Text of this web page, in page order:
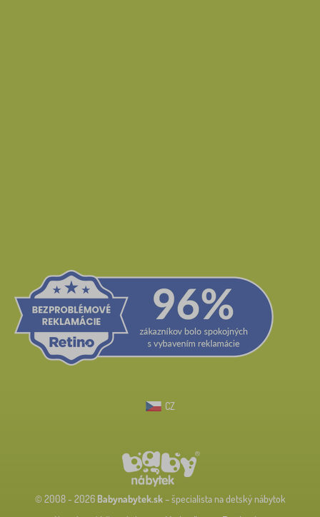
CZ
© 2008 - 2026 Babynabytek.sk– špecialista na detský nábytok